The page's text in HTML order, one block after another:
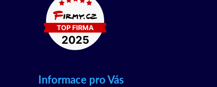
Informace pro Vás